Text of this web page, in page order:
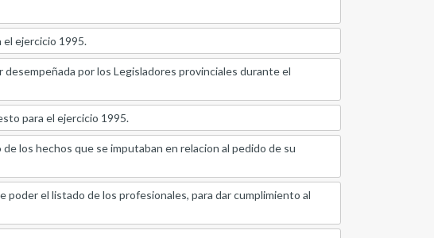
el ejercicio 1995.
por los Legisladores provinciales durante el
para el ejercicio 1995.
los hechos que se imputaban en relacion al pedido de su
poder el listado de los profesionales, para dar cumplimiento al